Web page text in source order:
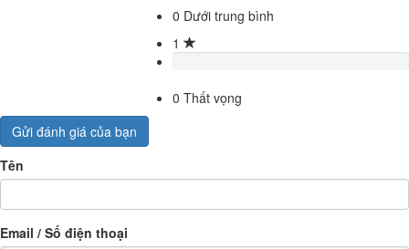
0 Dưới trung bình
1
0 Thất vọng
Gửi đánh giá của bạn
Tên
Email / Số điện thoại